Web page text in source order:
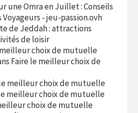
une Omra en Juillet : Conseils
- jeu-passion.ovh
de Jeddah : attractions
de loisir
choix de mutuelle
Faire le meilleur choix de
meilleur choix de mutuelle
meilleur choix de mutuelle
choix de mutuelle